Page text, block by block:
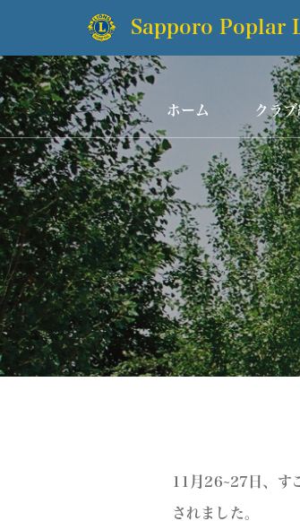
Sapporo Poplar
ホーム クラ
11月26~27日、す
されました。